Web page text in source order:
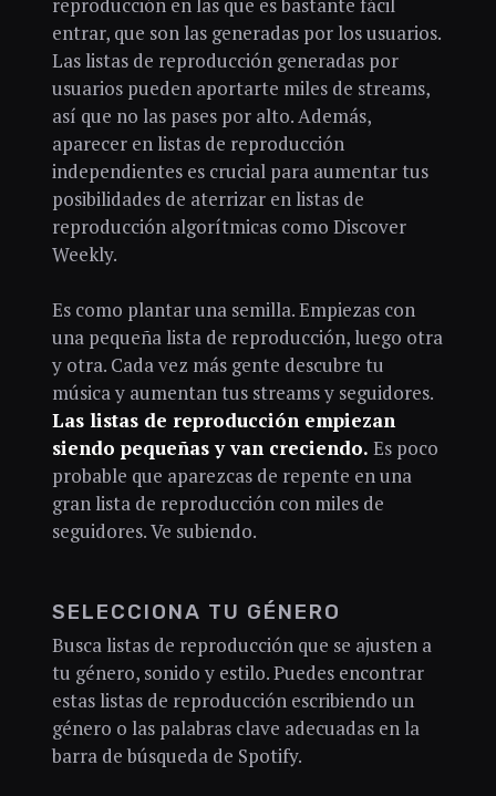
reproducción en las que es bastante fácil
entrar, que son las generadas por los usuarios.
Las listas de reproducción generadas por
usuarios pueden aportarte miles de streams,
así que no las pases por alto. Además,
aparecer en listas de reproducción
independientes es crucial para aumentar tus
posibilidades de aterrizar en listas de
reproducción algorítmicas como Discover
Weekly.
Es como plantar una semilla. Empiezas con
una pequeña lista de reproducción, luego otra
y otra. Cada vez más gente descubre tu
música y aumentan tus streams y seguidores.
Las listas de reproducción empiezan
siendo pequeñas y van creciendo. Es poco
probable que aparezcas de repente en una
gran lista de reproducción con miles de
seguidores. Ve subiendo.
SELECCIONA TU GÉNERO
Busca listas de reproducción que se ajusten a
tu género, sonido y estilo. Puedes encontrar
estas listas de reproducción escribiendo un
género o las palabras clave adecuadas en la
barra de búsqueda de Spotify.